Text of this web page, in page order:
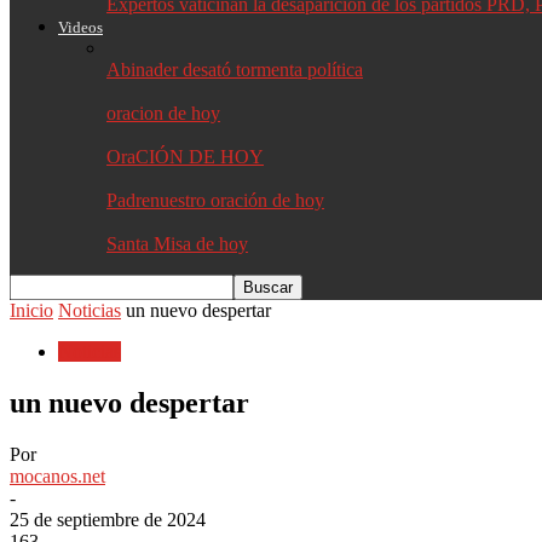
Expertos vaticinan la desaparición de los partidos PRD,
Videos
Abinader desató tormenta política
oracion de hoy
OraCIÓN DE HOY
Padrenuestro oración de hoy
Santa Misa de hoy
Inicio Noticias un nuevo despertar
un nuevo despertar
Por
mocanos.net
-
25 de septiembre de 2024